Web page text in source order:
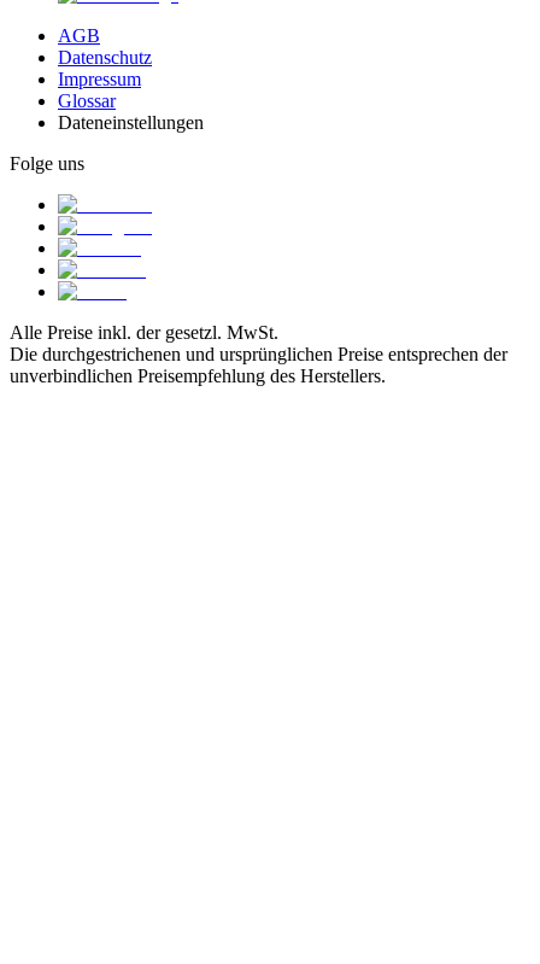
AGB
Datenschutz
Impressum
Glossar
Dateneinstellungen
Folge uns
Alle Preise inkl. der gesetzl. MwSt.
Die durchgestrichenen und ursprünglichen Preise entsprechen der
unverbindlichen Preisempfehlung des Herstellers.